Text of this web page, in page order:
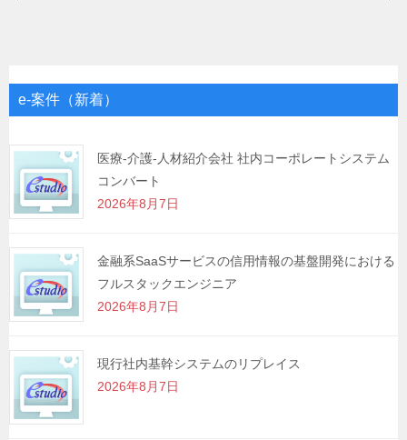
ゲ
シ
ョ
ン
e-案件（新着）
医療-介護-人材紹介会社 社内コーポレートシステム
コンバート
2026年8月7日
金融系SaaSサービスの信用情報の基盤開発における
フルスタックエンジニア
2026年8月7日
現行社内基幹システムのリプレイス
2026年8月7日